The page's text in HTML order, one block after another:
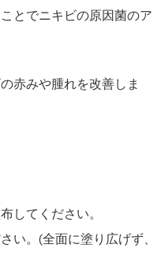
とでニキビの原因菌のア
赤みや腫れを改善しま
してください。
い。(全面に塗り広げず、